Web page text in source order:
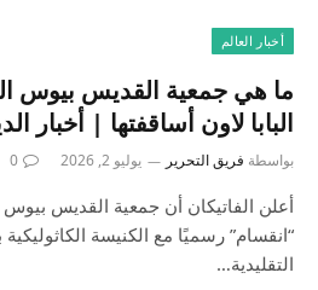
أخبار العالم
ما هي جمعية القديس بيوس
البابا لاون أساقفتها | أخبار
بواسطة فريق التحرير يوليو 2, 2026 0
“انقسام” رسميًا مع الكنيسة
التقليدية…